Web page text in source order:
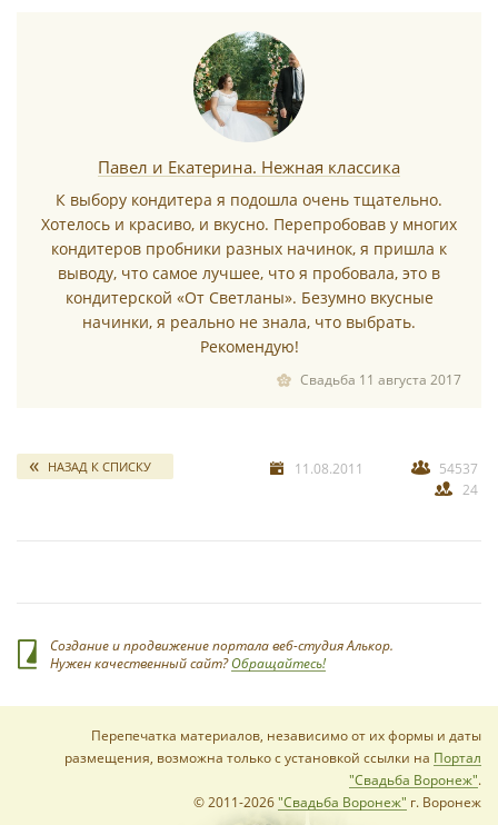
*
Павел и Екатерина. Нежная классика
К выбору кондитера я подошла очень тщательно.
Хотелось и красиво, и вкусно. Перепробовав у многих
кондитеров пробники разных начинок, я пришла к
выводу, что самое лучшее, что я пробовала, это в
кондитерской «От Светланы». Безумно вкусные
начинки, я реально не знала, что выбрать.
Рекомендую!
Свадьба 11 августа 2017
НАЗАД К СПИСКУ 11.08.2011
54537
24
Создание и продвижение портала веб-студия Алькор.
Нужен качественный сайт?Обращайтесь!
Перепечатка материалов, независимо от их формы и даты
размещения, возможна только с установкой ссылки на Портал
"Свадьба Воронеж".
© 2011-2026"Свадьба Воронеж" г. Воронеж